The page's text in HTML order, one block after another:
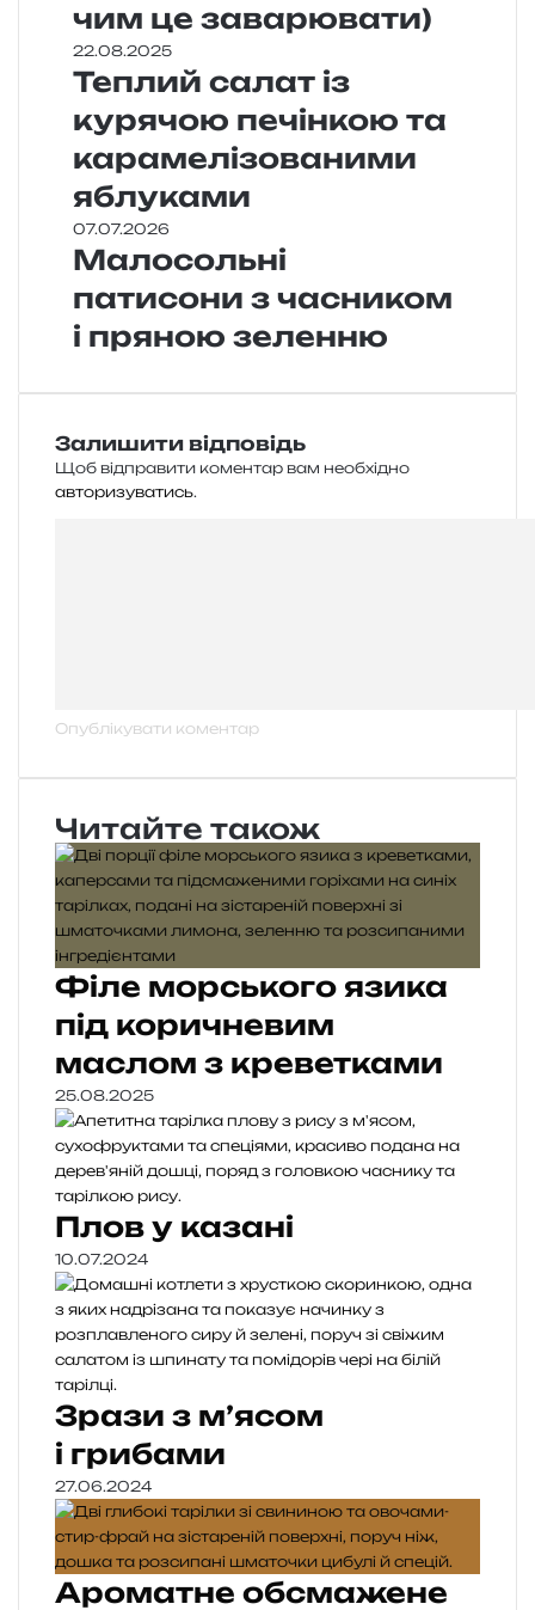
чим це заварювати)
22.08.2025
Теплий салат із
курячою печінкою та
карамелізованими
яблуками
07.07.2026
Малосольні
патисони з часником
і пряною зеленню
Залишити відповідь
Щоб відправити коментар вам необхідно
авторизуватись.
Читайте також
Філе морського язика
під коричневим
маслом з креветками
25.08.2025
Плов у казані
10.07.2024
Зрази з м’ясом
і грибами
27.06.2024
Ароматне обсмажене